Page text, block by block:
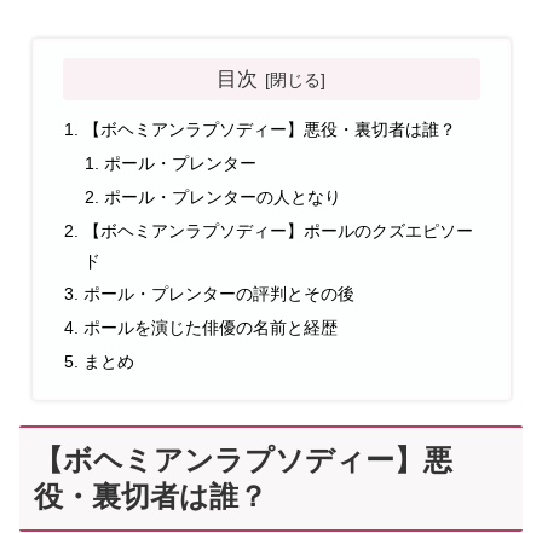
目次
【ボヘミアンラプソディー】悪役・裏切者は誰？
ポール・プレンター
ポール・プレンターの人となり
【ボヘミアンラプソディー】ポールのクズエピソー
ド
ポール・プレンターの評判とその後
ポールを演じた俳優の名前と経歴
まとめ
【ボヘミアンラプソディー】悪
役・裏切者は誰？